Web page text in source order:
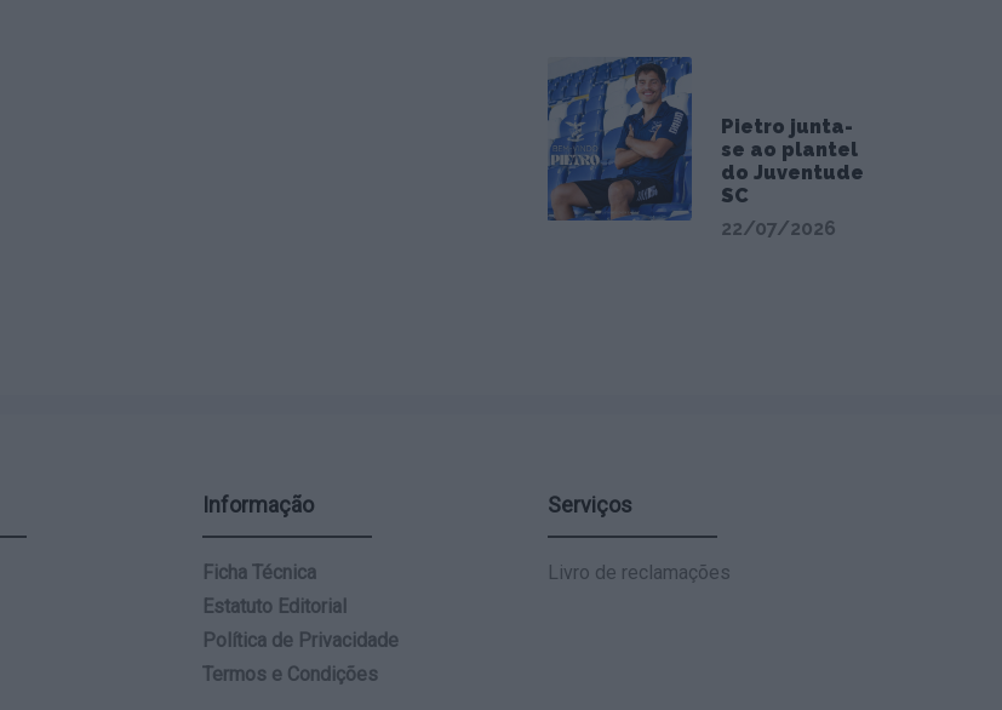
Pietro junta-
se ao plantel
do Juventude
SC
22/07/2026
Informação
Ficha Técnica
Estatuto Editorial
Política de Privacidade
Termos e Condições
Serviços
Livro de reclamações